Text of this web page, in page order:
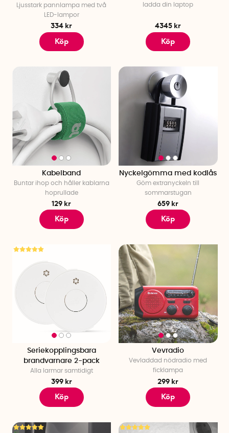
Ljusstark pannlampa med två
LED-lampor
334 kr
Köp
ladda din laptop
4345 kr
Köp
Kabelband
Buntar ihop och håller kablarna
hoprullade
129 kr
Köp
Nyckelgömma med kodlås
Göm extranyckeln till
sommarstugan
659 kr
Köp
Seriekopplingsbara
brandvarnare 2-pack
Alla larmar samtidigt
399 kr
Köp
Vevradio
Vevladdad nödradio med
ficklampa
299 kr
Köp